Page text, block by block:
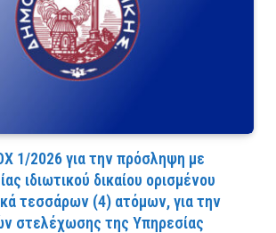
1/2026 για την πρόσληψη με
ιδιωτικού δικαίου ορισμένου
τεσσάρων (4) ατόμων, για την
στελέχωσης της Υπηρεσίας